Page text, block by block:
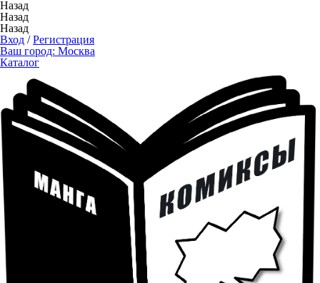
Назад
Назад
Назад
Вход /Регистрация
Ваш город: Москва
Каталог